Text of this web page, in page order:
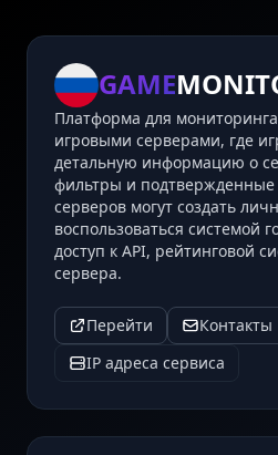
GAME
Платформа для
игровыми серверами, где
детальную информацию о
фильтры и
серверов могут создать
воспользоваться системой
доступ к API, рейтинговой
сервера.
Перейти
Контакты
IP адреса сервиса